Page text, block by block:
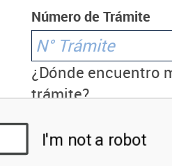
Número de Trámite
¿Dónde encuentro
trámite?